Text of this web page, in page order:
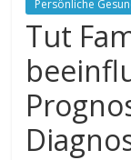
Persönliche
Tut